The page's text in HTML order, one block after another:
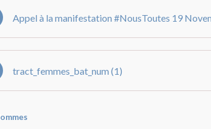
tract_femmes_bat_num (1)